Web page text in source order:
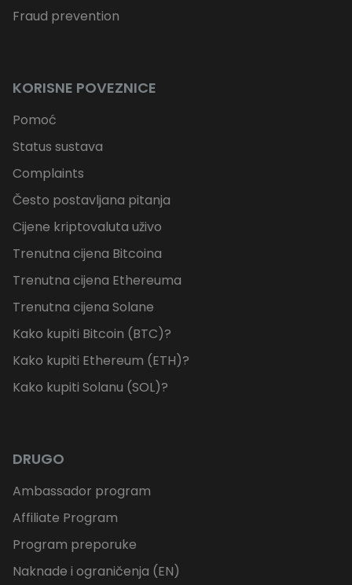
Fraud prevention
KORISNE POVEZNICE
Pomoć
Status sustava
Complaints
Često postavljana pitanja
Cijene kriptovaluta uživo
Trenutna cijena Bitcoina
Trenutna cijena Ethereuma
Trenutna cijena Solane
Kako kupiti Bitcoin (BTC)?
Kako kupiti Ethereum (ETH)?
Kako kupiti Solanu (SOL)?
DRUGO
Ambassador program
Affiliate Program
Program preporuke
Naknade i ograničenja (EN)